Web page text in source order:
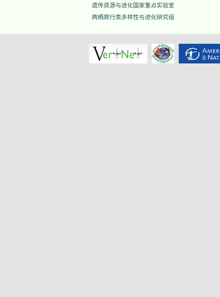
遗传资源与进化国家重点实验室
两栖爬行类多样性与进化研究组